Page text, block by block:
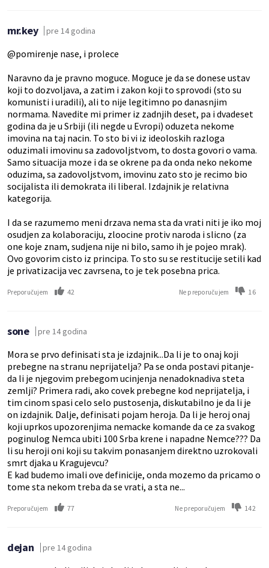
mr.key pre 14 godina
@pomirenje nase, i prolece
Naravno da je pravno moguce. Moguce je da se donese ustav
koji to dozvoljava, a zatim i zakon koji to sprovodi (sto su
komunisti i uradili), ali to nije legitimno po danasnjim
normama. Navedite mi primer iz zadnjih deset, pa i dvadeset
godina da je u Srbiji (ili negde u Evropi) oduzeta nekome
imovina na taj nacin. To sto bi vi iz ideoloskih razloga
oduzimali imovinu sa zadovoljstvom, to dosta govori o vama.
Samo situacija moze i da se okrene pa da onda neko nekome
oduzima, sa zadovoljstvom, imovinu zato sto je recimo bio
socijalista ili demokrata ili liberal. Izdajnik je relativna
kategorija.
I da se razumemo meni drzava nema sta da vrati niti je iko moj
osudjen za kolaboraciju, zloocine protiv naroda i slicno (za
one koje znam, sudjena nije ni bilo, samo ih je pojeo mrak).
Ovo govorim cisto iz principa. To sto su se restitucije setili kad
je privatizacija vec zavrsena, to je tek posebna prica.
Preporučujem 42 Ne preporučujem 16
sone pre 14 godina
Mora se prvo definisati sta je izdajnik...Da li je to onaj koji
prebegne na stranu neprijatelja? Pa se onda postavi pitanje-
da li je njegovim prebegom ucinjenja nenadoknadiva steta
zemlji? Primera radi, ako covek prebegne kod neprijatelja, i
tim cinom spasi celo selo pustosenja, diskutabilno je da li je
on izdajnik. Dalje, definisati pojam heroja. Da li je heroj onaj
koji uprkos upozorenjima nemacke komande da ce za svakog
poginulog Nemca ubiti 100 Srba krene i napadne Nemce??? Da
li su heroji oni koji su takvim ponasanjem direktno uzrokovali
smrt djaka u Kragujevcu?
E kad budemo imali ove definicije, onda mozemo da pricamo o
tome sta nekom treba da se vrati, a sta ne...
Preporučujem 77 Ne preporučujem 142
dejan pre 14 godina